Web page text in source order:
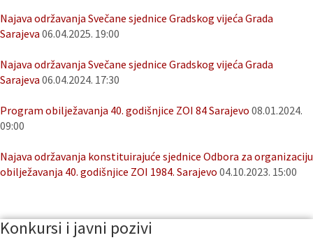
Najava održavanja Svečane sjednice Gradskog vijeća Grada
Sarajeva 06.04.2025. 19:00
Najava održavanja Svečane sjednice Gradskog vijeća Grada
Sarajeva 06.04.2024. 17:30
Program obilježavanja 40. godišnjice ZOI 84 Sarajevo 08.01.2024.
09:00
Najava održavanja konstituirajuće sjednice Odbora za organizaciju
obilježavanja 40. godišnjice ZOI 1984. Sarajevo 04.10.2023. 15:00
Konkursi i javni pozivi